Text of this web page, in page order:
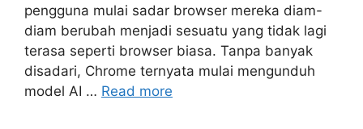
pengguna mulai sadar browser mereka diam-
diam berubah menjadi sesuatu yang tidak lagi
terasa seperti browser biasa. Tanpa banyak
disadari, Chrome ternyata mulai mengunduh
model AI … Read more